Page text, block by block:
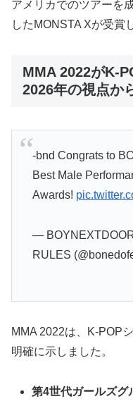
アメリカでのツアーを
したMONSTA Xが受賞
MMA 2022がK-
2026年の視点か
-bnd Congrats to
Best Male
Awards!
—
RULES
MMA 2022は、K-POP
明確に示しました。
第4世代ガールズグ